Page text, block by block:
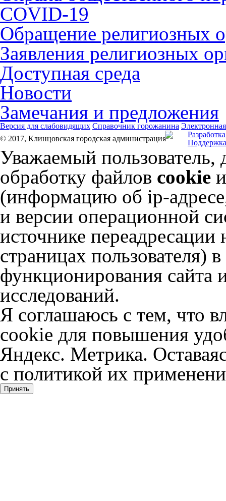
COVID-19
Обращение религиозных
Заявления религиозных
Доступная среда
Новости
Замечания и предложения
Версия для слабовидящих Справочник горожанина
© 2017, Клинцовская городская администрация
Уважаемый пользователь,
обработку файлов cookie
(информацию об ip-адресе
и версии операционной
источнике
страницах пользователя)
функционирования сайта
исследований.
Я соглашаюсь с тем, что
cookie для повышения
Яндекс. Метрика.
с политикой их
Принять